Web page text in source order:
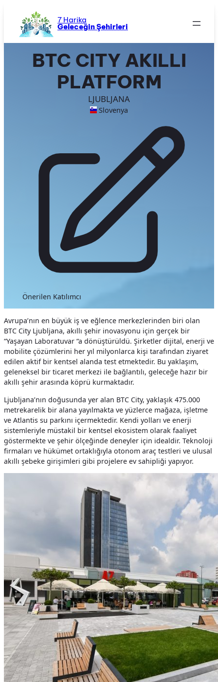
7 Harika
Geleceğin Şehirleri
BTC CITY AKILLI
PLATFORM
LJUBLJANA
Slovenya
Önerilen Katılımcı
Avrupa’nın en büyük iş ve eğlence merkezlerinden biri olan
BTC City Ljubljana, akıllı şehir inovasyonu için gerçek bir
“Yaşayan Laboratuvar “a dönüştürüldü. Şirketler dijital, enerji ve
mobilite çözümlerini her yıl milyonlarca kişi tarafından ziyaret
edilen aktif bir kentsel alanda test etmektedir. Bu yaklaşım,
geleneksel bir ticaret merkezi ile bağlantılı, geleceğe hazır bir
akıllı şehir arasında köprü kurmaktadır.
Ljubljana’nın doğusunda yer alan BTC City, yaklaşık 475.000
metrekarelik bir alana yayılmakta ve yüzlerce mağaza, işletme
ve Atlantis su parkını içermektedir. Kendi yolları ve enerji
sistemleriyle müstakil bir kentsel ekosistem olarak faaliyet
göstermekte ve şehir ölçeğinde deneyler için idealdir. Teknoloji
firmaları ve hükümet ortaklığıyla otonom araç testleri ve ulusal
akıllı şebeke girişimleri gibi projelere ev sahipliği yapıyor.